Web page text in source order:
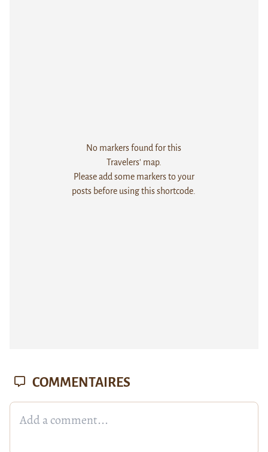
No markers found for this
Travelers' map.
Please add some markers to your
posts before using this shortcode.
COMMENTAIRES